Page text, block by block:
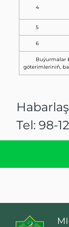
4
5
6
Buýurmalar
göterimleriniň,
Tel: 98-